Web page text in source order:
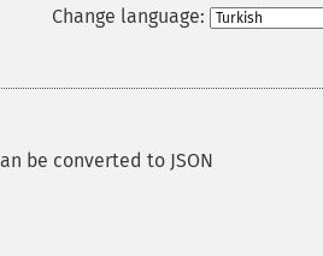
Change language:
be converted to JSON